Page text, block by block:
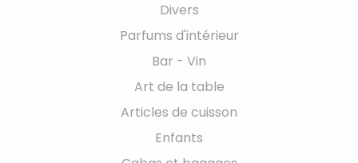
Divers
Parfums d'intérieur
Bar - Vin
Art de la table
Articles de cuisson
Enfants